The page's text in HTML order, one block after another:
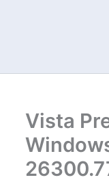
Vista